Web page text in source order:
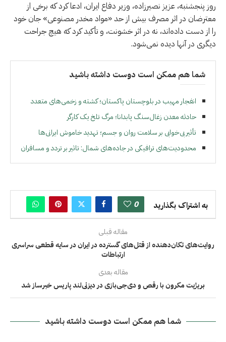
روز پنجشنبه، عزیز نصیرزاده، وزیر دفاع ایران، ادعا کرد که برخی از
معترضان در اثر مصرف بیش از حد «مواد مخدر مصنوعی» جان خود
را از دست داده‌اند، نه در اثر خشونت، و تأکید کرد که هیچ جراحت
دیگری در آنها دیده نمی‌شود.
شما هم ممکن است دوست داشته باشید
انفجار مهیب در بلوچستان پاکستان؛ کشته و زخمی‌های متعدد
حادثه معدن زغال‌سنگ پابدانا؛ مرگ تلخ یک کارگر
تأثیر بی‌خوابی بر سلامت روان و جسم؛ تهدید خاموش ایرانی‌ها
محدودیت‌های ترافیکی در جاده‌های شمال: تاثیر بر تردد و مسافران
به اشتراک بگذارید 0
مقاله قبلی
روایت‌های تکان‌دهنده از قتل‌های گسترده در ایران در سایه قطعی سراسری
ارتباطات
مقاله بعدی
بریژیت مکرون با رقص و دی‌جی‌بازی در دیزنی‌لند پاریس خبرساز شد
شما هم ممکن است دوست داشته باشید